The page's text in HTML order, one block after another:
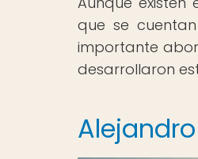
que se
importante
desarrollaron